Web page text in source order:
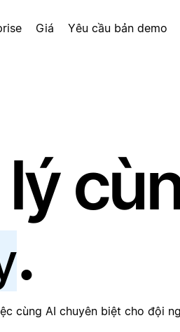
Giá Yêu cầu bản demo
.
cùng AI chuyên biệt cho đội